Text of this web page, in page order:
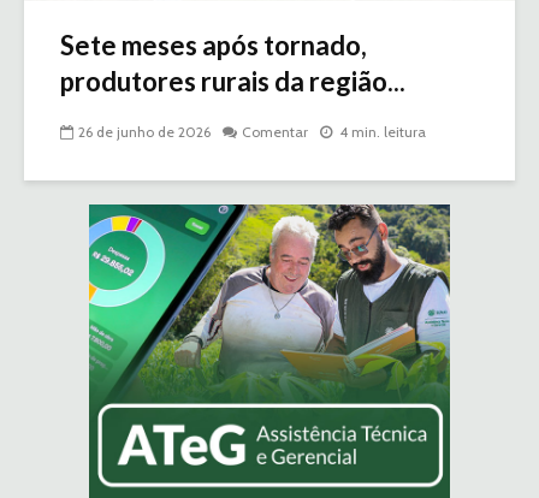
Sete meses após tornado,
produtores rurais da região...
26 de junho de 2026 Comentar 4 min. leitura